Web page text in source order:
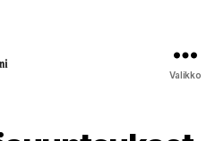
Valikko